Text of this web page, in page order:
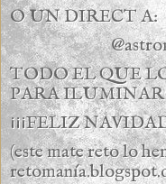
O UN DIRECT A:
TODO EL QUE
PARA ILUMINAR
¡¡¡FELIZ
(este mate reto lo